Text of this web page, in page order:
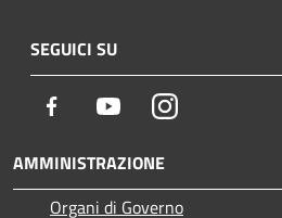
SEGUICI SU
Facebook YoutubeInstagram
AMMINISTRAZIONE
Organi di Governo